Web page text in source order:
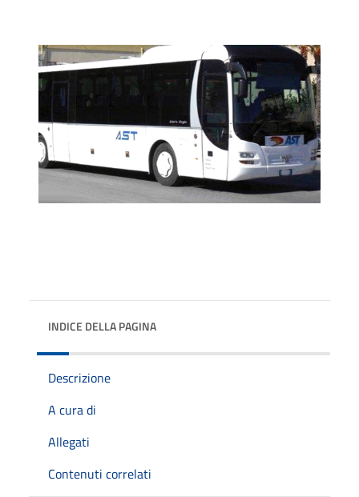
INDICE DELLA PAGINA
Descrizione
A cura di
Allegati
Contenuti correlati